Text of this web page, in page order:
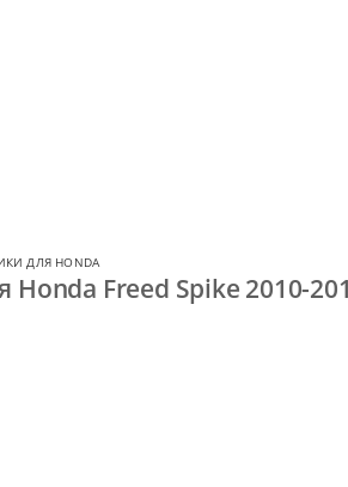
ДЛЯ HONDA
Honda Freed Spike 2010-